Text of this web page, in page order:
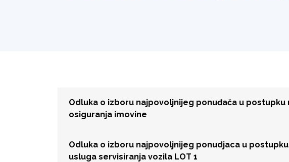
Odluka o izboru najpovoljnijeg ponuđača u postupku
osiguranja imovine
Odluka o izboru najpovoljnijeg ponudjaca u
usluga servisiranja vozila LOT 1